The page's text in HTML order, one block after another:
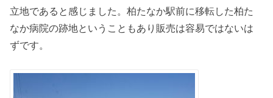
立地であると感じました。柏たなか駅前に移転した柏た
なか病院の跡地ということもあり販売は容易ではないは
ずです。